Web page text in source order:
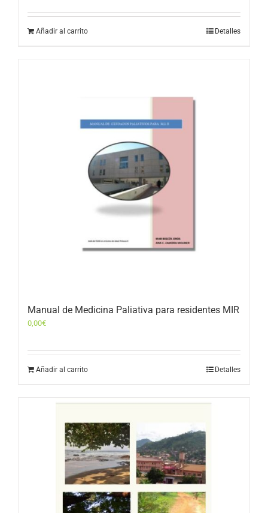
Añadir al carrito Detalles
Manual de Medicina Paliativa para residentes MIR
0,00€
Añadir al carrito Detalles